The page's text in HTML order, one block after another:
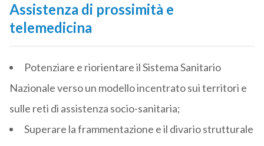
Assistenza di prossimità e
telemedicina
Potenziare e riorientare il Sistema Sanitario
Nazionale verso un modello incentrato sui territori e
sulle reti di assistenza socio-sanitaria;
Superare la frammentazione e il divario strutturale